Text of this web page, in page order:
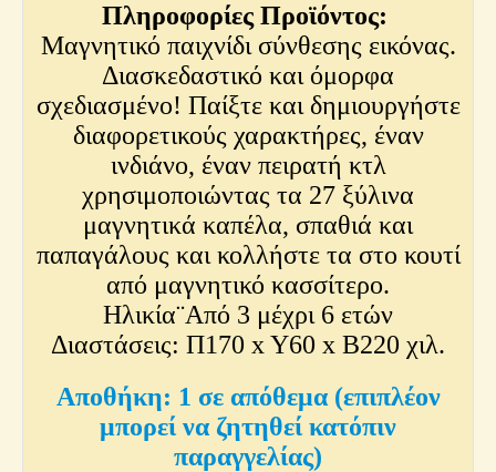
Πληροφορίες Προϊόντος:
Μαγνητικό παιχνίδι σύνθεσης εικόνας.
Διασκεδαστικό και όμορφα
σχεδιασμένο! Παίξτε και δημιουργήστε
διαφορετικούς χαρακτήρες, έναν
ινδιάνο, έναν πειρατή κτλ
χρησιμοποιώντας τα 27 ξύλινα
μαγνητικά καπέλα, σπαθιά και
παπαγάλους και κολλήστε τα στο κουτί
από μαγνητικό κασσίτερο.
Ηλικία¨Από 3 μέχρι 6 ετών
Διαστάσεις: Π170 x Y60 x Β220 χιλ.
1 σε απόθεμα (επιπλέον
μπορεί να ζητηθεί κατόπιν
παραγγελίας)